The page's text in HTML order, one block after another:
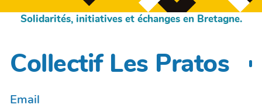
Solidarités, initiatives et échanges en Bretagne.
Collectif Les Pratos
Email